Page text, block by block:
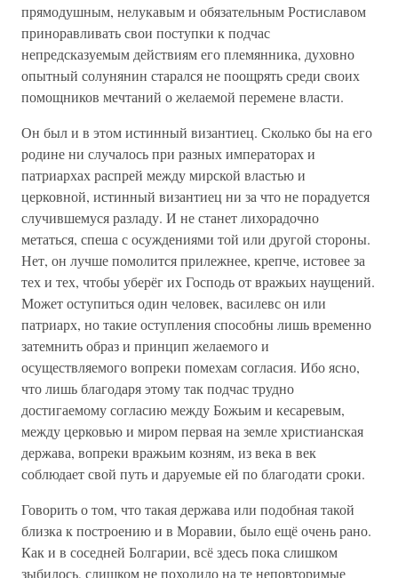
прямодушным, нелукавым и обязательным Ростиславом
приноравливать свои поступки к подчас
непредсказуемым действиям его племянника, духовно
опытный солунянин старался не поощрять среди своих
помощников мечтаний о желаемой перемене власти.
Он был и в этом истинный византиец. Сколько бы на его
родине ни случалось при разных императорах и
патриархах распрей между мирской властью и
церковной, истинный византиец ни за что не порадуется
случившемуся разладу. И не станет лихорадочно
метаться, спеша с осуждениями той или другой стороны.
Нет, он лучше помолится прилежнее, крепче, истовее за
тех и тех, чтобы уберёг их Господь от вражьих наущений.
Может оступиться один человек, василевс он или
патриарх, но такие оступления способны лишь временно
затемнить образ и принцип желаемого и
осуществляемого вопреки помехам согласия. Ибо ясно,
что лишь благодаря этому так подчас трудно
достигаемому согласию между Божьим и кесаревым,
между церковью и миром первая на земле христианская
держава, вопреки вражьим козням, из века в век
соблюдает свой путь и даруемые ей по благодати сроки.
Говорить о том, что такая держава или подобная такой
близка к построению и в Моравии, было ещё очень рано.
Как и в соседней Болгарии, всё здесь пока слишком
зыбилось, слишком не походило на те неповторимые